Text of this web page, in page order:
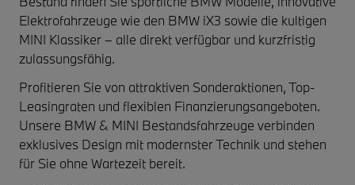
Elektrofahrzeuge wie den BMW iX3 sowie die kultigen
MINI Klassiker– alle direkt verfügbar und kurzfristig
zulassungsfähig.
Profitieren Sie von attraktiven Sonderaktionen,Top-
Leasingraten und flexiblen Finanzierungsangeboten.
Unsere BMW & MINI Bestandsfahrzeuge verbinden
exklusives Design mit modernster Technik und stehen
für Sie ohne Wartezeit bereit.